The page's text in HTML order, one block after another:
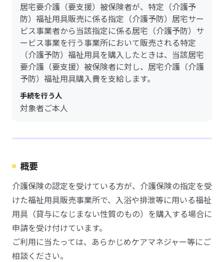
居宅要介護（要支援）被保険者が、特定（介護予
防）福祉用具販売に係る指定（介護予防）居宅サー
ビス事業者から当該指定に係る居宅（介護予防）サ
ービス事業を行う事業所において販売される特定
（介護予防）福祉用具を購入したときは、当該居宅
要介護（要支援）被保険者に対し、居宅介護（介護
予防）福祉用具購入費を支給します。
手続を行う人
対象者ご本人
概要
介護保険の認定を受けている方が、介護保険の指定を受
けた福祉用具販売事業所で、入浴や排泄等に用いる福祉
用具（貸与になじまない性質のもの）を購入する場合に
申請を受け付けています。
ご利用に当たっては、あらかじめケアマネジャー等にご
相談ください。